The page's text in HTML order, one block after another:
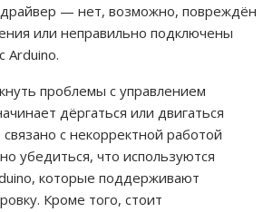
— нет, возможно, повреждён
или неправильно подключены
Arduino.
проблемы с управлением
дёргаться или двигаться
с некорректной работой
убедиться, что используются
которые поддерживают
Кроме того, стоит